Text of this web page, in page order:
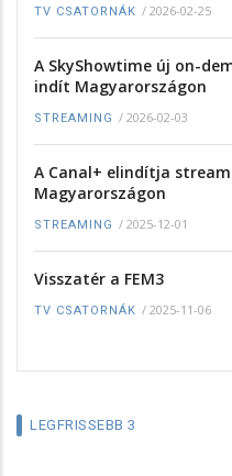
TV CSATORNÁK / 2026-02-25
A SkyShowtime új on-
indít Magyarországon
STREAMING / 2026-02-03
A Canal+ elindítja
Magyarországon
STREAMING / 2025-12-01
Visszatér a FEM3
TV CSATORNÁK / 2025-11-06
LEGFRISSEBB 3